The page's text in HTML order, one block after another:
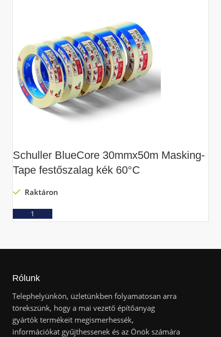
Schuller BlueCore 30mmx50m Masking-
Tape festőszalag kék 60°C
Raktáron
Rólunk
Telephelyünkön, üzletünkben folyamatosan arra
törekszünk, hogy a mai vezető építőanyag
gyártók termékeit megismerhessék,
információkat gyűjthessenek és az Önök számára